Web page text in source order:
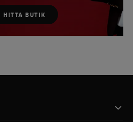
HITTA BUTIK